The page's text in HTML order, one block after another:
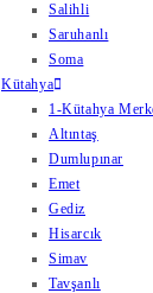
Salihli
Saruhanlı
Soma
Kütahya
1-Kütahya
Altıntaş
Dumlupınar
Emet
Gediz
Hisarcık
Simav
Tavşanlı